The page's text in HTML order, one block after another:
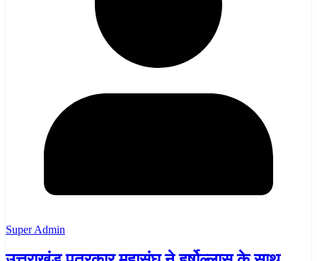
Super Admin